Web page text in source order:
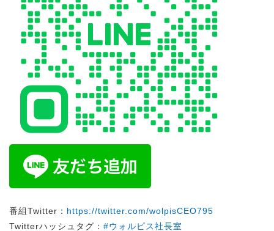
番組Twitter： https://twitter.com/wolpisCEO795
Twitterハッシュタグ： #ウォルピス社長室